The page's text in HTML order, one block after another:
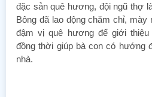
đặc sản quê hương, đội ngũ thợ
Bông đã lao động chăm chỉ, mày
đậm vị quê hương để giới
đồng thời giúp bà con có hướng
nhà.